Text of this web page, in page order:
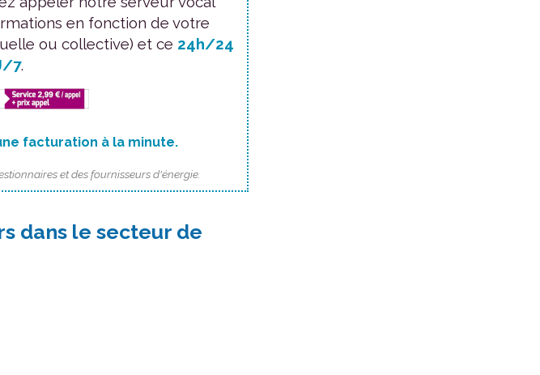
en fonction de votre
ou collective) et ce 24h/24
7.
facturation à la minute.
et des fournisseurs d'énergie.
dans le secteur de